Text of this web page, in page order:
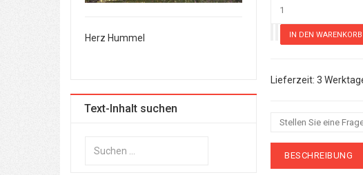
3
Stellen Sie eine
BESCHREIBUNG
Herz Hummel Herz Hummel
Text-Inhalt suchen